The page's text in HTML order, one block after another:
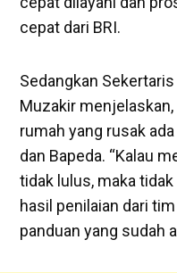
cepat dari BRI.
Sedangkan
Muzakir
rumah yang rusak
dan Bapeda. “Kalau
tidak lulus, maka
hasil penilaian dari
panduan yang sudah